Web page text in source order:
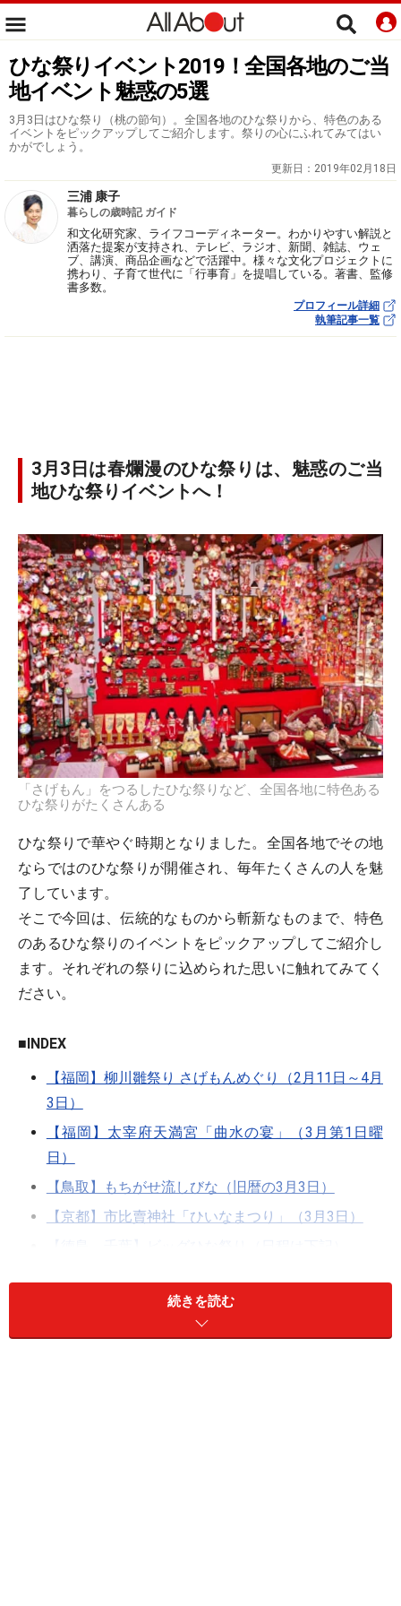
ひな祭りイベント2019！全国各地のご当
地イベント魅惑の5選
3月3日はひな祭り（桃の節句）。全国各地のひな祭りから、特色のある
イベントをピックアップしてご紹介します。祭りの心にふれてみてはい
かがでしょう。
更新日： 2019年02月18日
三浦 康子
暮らしの歳時記 ガイド
和文化研究家、ライフコーディネーター。わかりやすい解説と
洒落た提案が支持され、テレビ、ラジオ、新聞、雑誌、ウェ
ブ、講演、商品企画などで活躍中。様々な文化プロジェクトに
携わり、子育て世代に「行事育」を提唱している。著書、監修
書多数。
プロフィール詳細
執筆記事一覧
3月3日は春爛漫のひな祭りは、魅惑のご当
地ひな祭りイベントへ！
「さげもん」をつるしたひな祭りなど、全国各地に特色ある
ひな祭りがたくさんある
ひな祭りで華やぐ時期となりました。全国各地でその地
ならではのひな祭りが開催され、毎年たくさんの人を魅
了しています。
そこで今回は、伝統的なものから斬新なものまで、特色
のあるひな祭りのイベントをピックアップしてご紹介し
ます。それぞれの祭りに込められた思いに触れてみてく
ださい。
■INDEX
【福岡】柳川雛祭り さげもんめぐり（2月11日～4月
3日）
【福岡】太宰府天満宮「曲水の宴」（3月第1日曜
日）
【鳥取】もちがせ流しびな（旧暦の3月3日）
【京都】市比賣神社「ひいなまつり」（3月3日）
【福岡】柳川雛祭り さげもんめぐり（2月
続きを読む